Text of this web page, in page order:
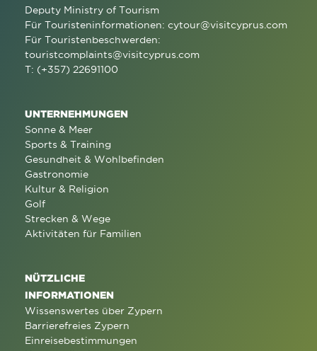
Deputy Ministry of Tourism
Für Touristeninformationen: cytour@visitcyprus.com
Für Touristenbeschwerden:
touristcomplaints@visitcyprus.com
T: (+357) 22691100
UNTERNEHMUNGEN
Sonne & Meer
Sports & Training
Gesundheit & Wohlbefinden
Gastronomie
Kultur & Religion
Golf
Strecken & Wege
Aktivitäten für Familien
NÜTZLICHE
INFORMATIONEN
Wissenswertes über Zypern
Barrierefreies Zypern
Einreisebestimmungen